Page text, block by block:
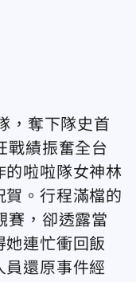
，奪下隊史首
戰績振奮全台
的啦啦隊女神林
賀。行程滿檔的
賽，卻透露當
她連忙衝回飯
員還原事件經